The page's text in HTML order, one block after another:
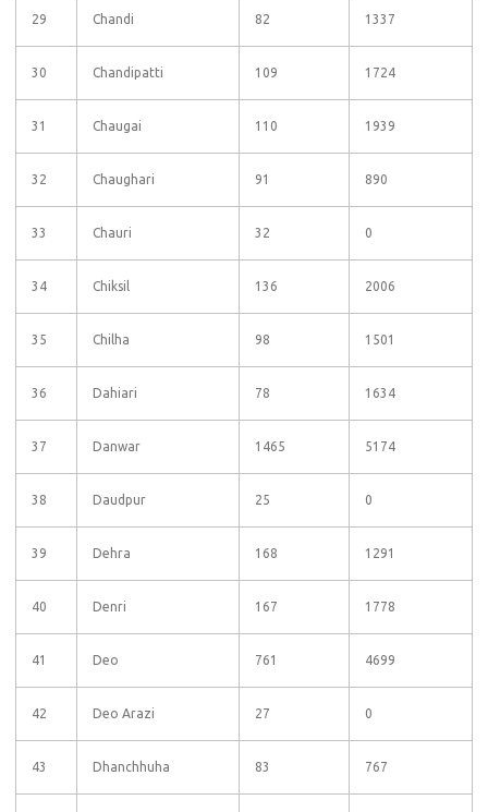
29 Chandi 82 1337
30 Chandipatti 109 1724
31 Chaugai 110 1939
32 Chaughari 91 890
33 Chauri 32 0
34 Chiksil 136 2006
35 Chilha 98 1501
36 Dahiari 78 1634
37 Danwar 1465 5174
38 Daudpur 25 0
39 Dehra 168 1291
40 Denri 167 1778
41 Deo 761 4699
42 Deo Arazi 27 0
43 Dhanchhuha 83 767